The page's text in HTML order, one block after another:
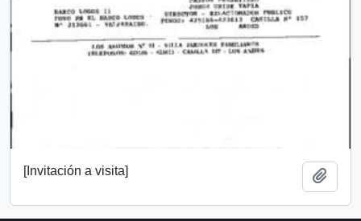
[Invitación a visita]